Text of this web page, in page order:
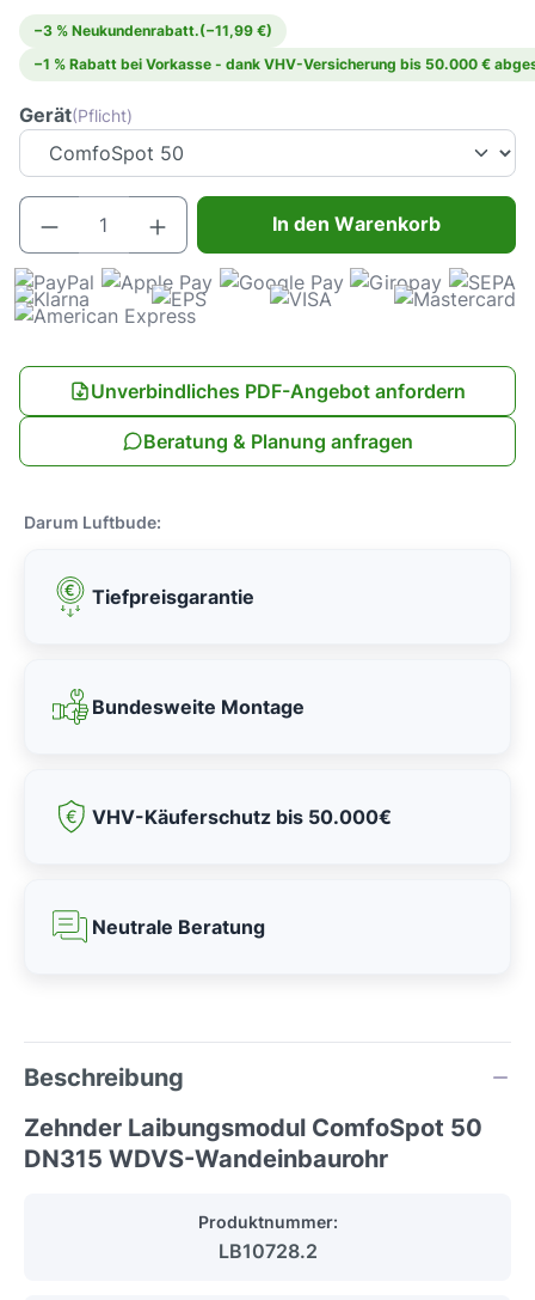
−3 % Neukundenrabatt.(−11,99 €)
−1 % Rabatt bei Vorkasse - dank VHV-Versicherung bis 50.000 €
Gerät(Pflicht)
Produkt Anzahl: Gib den gewünschten
In den Warenkorb
Unverbindliches PDF-Angebot anfordern
Beratung & Planung anfragen
Darum Luftbude:
Tiefpreisgarantie
Bundesweite Montage
VHV-Käuferschutz bis 50.000€
Neutrale Beratung
Beschreibung
Zehnder Laibungsmodul ComfoSpot 50
DN315 WDVS-Wandeinbaurohr
Produktnummer:
LB10728.2